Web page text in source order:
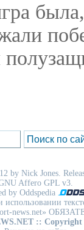
by Nick Jones.
Affero GPL v3.
by Oddspedia
news.net»
:: Copyright